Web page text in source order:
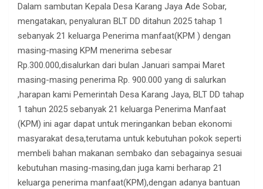
Dalam sambutan Kepala Desa Karang Jaya Ade Sobar,
mengatakan, penyaluran BLT DD ditahun 2025 tahap 1
sebanyak 21 keluarga Penerima manfaat(KPM ) dengan
masing-masing KPM menerima sebesar
Rp.300.000,disalurkan dari bulan Januari sampai Maret
masing-masing penerima Rp. 900.000 yang di salurkan
,harapan kami Pemerintah Desa Karang Jaya, BLT DD tahap
1 tahun 2025 sebanyak 21 keluarga Penerima Manfaat
(KPM) ini agar dapat untuk meringankan beban ekonomi
masyarakat desa,terutama untuk kebutuhan pokok seperti
membeli bahan makanan sembako dan sebagainya sesuai
kebutuhan masing-masing,dan juga kami berharap 21
keluarga penerima manfaat(KPM),dengan adanya bantuan